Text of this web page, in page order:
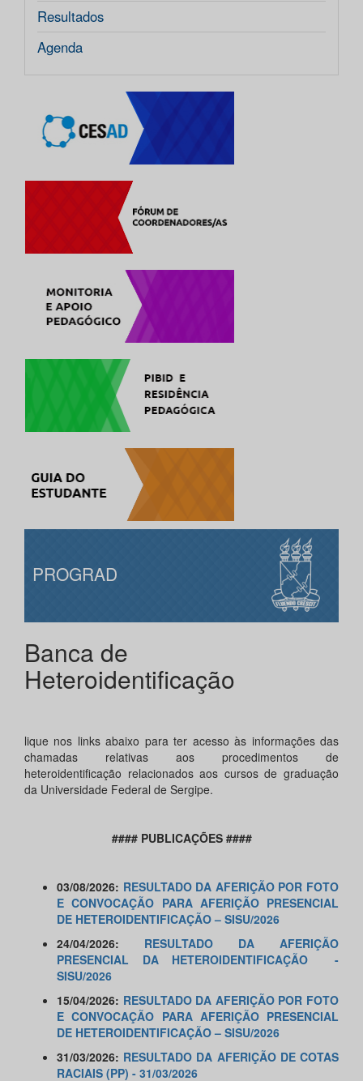
Resultados
Agenda
PROGRAD
Banca de
Heteroidentificação
lique nos links abaixo para ter acesso às informações das
chamadas relativas aos procedimentos de
heteroidentificação relacionados aos cursos de graduação
da Universidade Federal de Sergipe.
#### PUBLICAÇÕES ####
03/08/2026: RESULTADO DA AFERIÇÃO POR FOTO
E CONVOCAÇÃO PARA AFERIÇÃO PRESENCIAL
DE HETEROIDENTIFICAÇÃO – SISU/2026
24/04/2026: RESULTADO DA AFERIÇÃO
PRESENCIAL DA HETEROIDENTIFICAÇÃO -
SISU/2026
15/04/2026: RESULTADO DA AFERIÇÃO POR FOTO
E CONVOCAÇÃO PARA AFERIÇÃO PRESENCIAL
DE HETEROIDENTIFICAÇÃO – SISU/2026
31/03/2026: RESULTADO DA AFERIÇÃO DE COTAS
RACIAIS (PP) - 31/03/2026